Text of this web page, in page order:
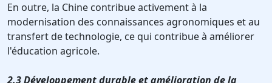
En outre, la Chine contribue activement à la
modernisation des connaissances agronomiques et au
transfert de technologie, ce qui contribue à améliorer
l'éducation agricole.
2.3 Développement durable et amélioration de la